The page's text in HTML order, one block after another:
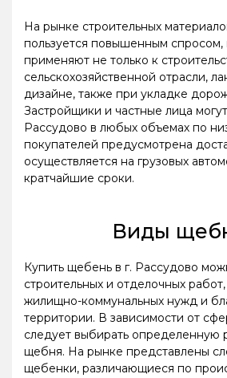
На рынке строительных
пользуется повышенным спросом,
применяют не только к
сельскохозяйственной отрасли,
дизайне, также при укладке
Застройщики и частные лица
Рассудово в любых объемах по
покупателей предусмотрена
осуществляется на грузовых
кратчайшие сроки.
Виды
Купить щебень в г. Рассудово
строительных и отделочных
жилищно-коммунальных нужд и
территории. В зависимости от
следует выбирать определенную
щебня. На рынке представлены
щебенки, различающиеся по